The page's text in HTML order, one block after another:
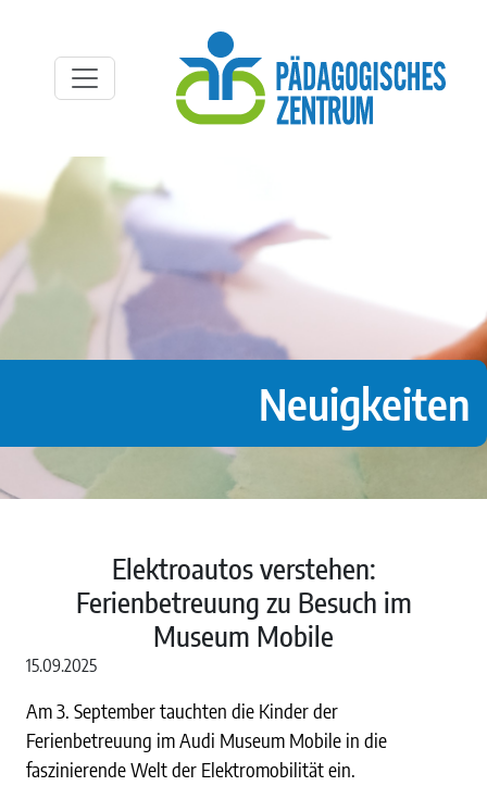
Neuigkeiten
Elektroautos verstehen:
Ferienbetreuung zu Besuch im
Museum Mobile
15.09.2025
Am 3. September tauchten die Kinder der
Ferienbetreuung im Audi Museum Mobile in die
faszinierende Welt der Elektromobilität ein.